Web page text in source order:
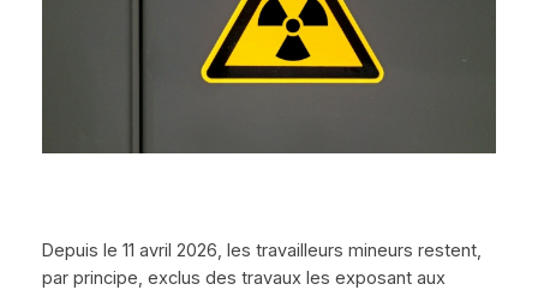
Depuis le 11 avril 2026, les travailleurs mineurs restent,
par principe, exclus des travaux les exposant aux